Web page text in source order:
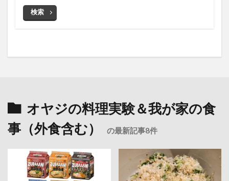
検索
オヤジの料理実験＆我が家の食
事（外食含む）
の最新記事8件